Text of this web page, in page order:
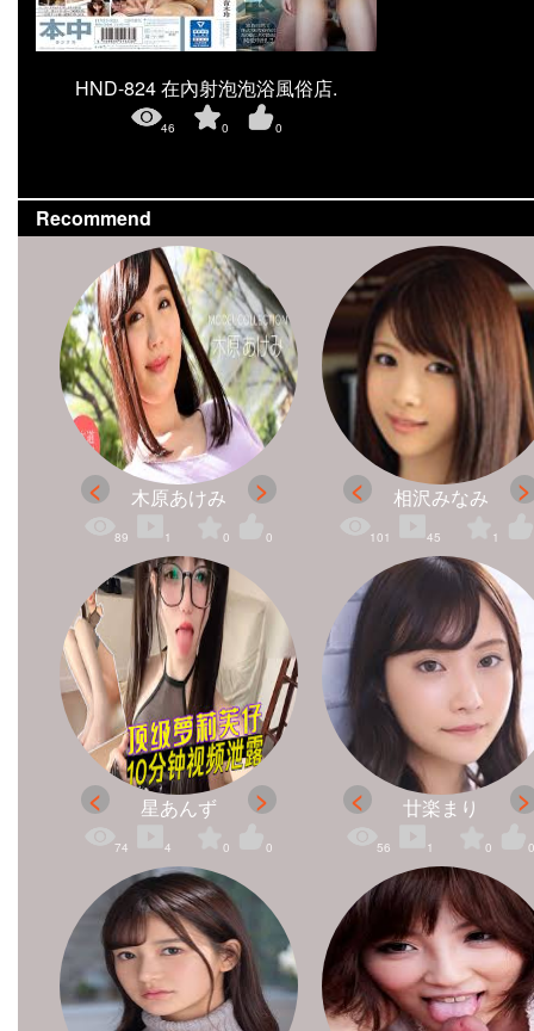
HND-824 在內射泡泡浴風俗店.
46 0 0
Recommend
木原あけみ
89 1 0 0
相沢みなみ
101 45 1
星あんず
74 4 0 0
廿楽まり
56 1 0 0